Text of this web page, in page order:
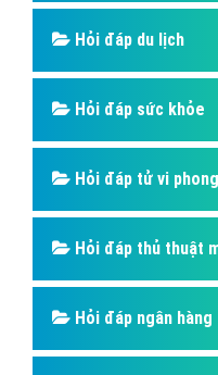
Hỏi đáp du lịch
Hỏi đáp sức khỏe
Hỏi đáp tử vi
Hỏi đáp thủ thuật
Hỏi đáp ngân hàng